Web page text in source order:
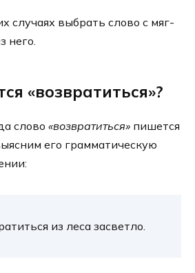
слу­ча­ях выбрать сло­вo с мяг­
него.
«возвратиться»?
сло­во «воз­вра­тить­ся» пишет­ся
его грам­ма­ти­че­скую
из леса засвет­ло.